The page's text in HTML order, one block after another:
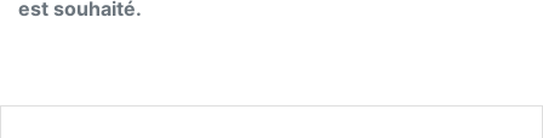
est souhaité.